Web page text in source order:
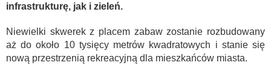
infrastrukturę, jak i zieleń.
Niewielki skwerek z placem zabaw zostanie rozbudowany
aż do około 10 tysięcy metrów kwadratowych i stanie się
nową przestrzenią rekreacyjną dla mieszkańców miasta.